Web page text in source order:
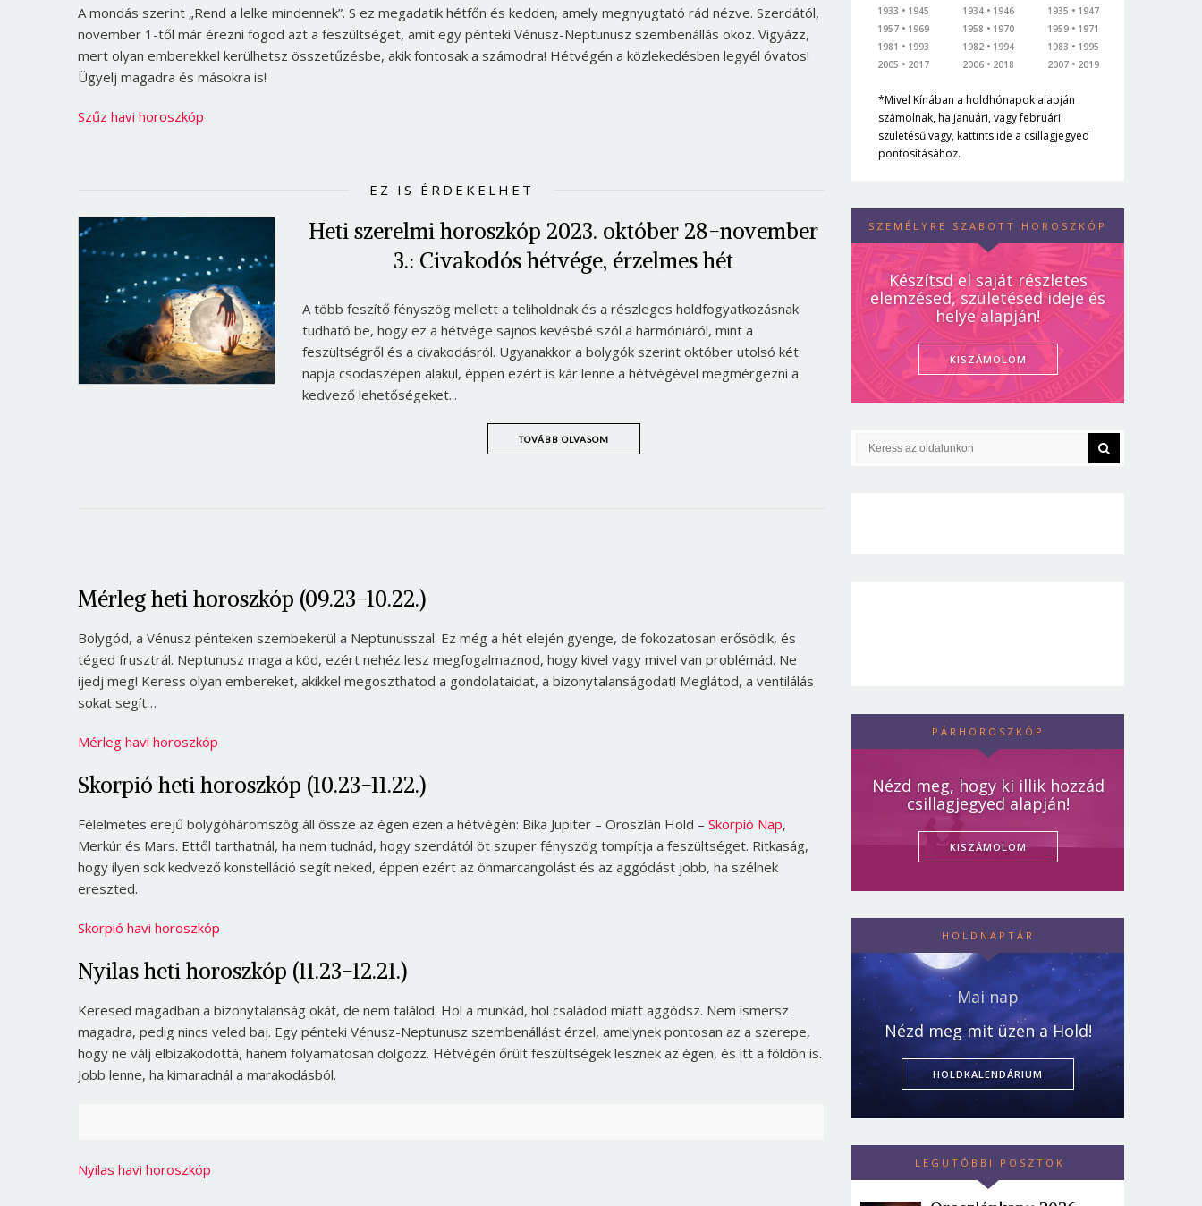
A mondás szerint „Rend a lelke mindennek”. S ez megadatik hétfőn és kedden, amely megnyugtató rád nézve. Szerdától,
november 1-től már érezni fogod azt a feszültséget, amit egy pénteki Vénusz-Neptunusz szembenállás okoz. Vigyázz,
mert olyan emberekkel kerülhetsz összetűzésbe, akik fontosak a számodra! Hétvégén a közlekedésben legyél óvatos!
Ügyelj magadra és másokra is!
Szűz havi horoszkóp
EZ IS ÉRDEKELHET
Heti szerelmi horoszkóp 2023. október 28-november
3.: Civakodós hétvége, érzelmes hét
A több feszítő fényszög mellett a teliholdnak és a részleges holdfogyatkozásnak
tudható be, hogy ez a hétvége sajnos kevésbé szól a harmóniáról, mint a
feszültségről és a civakodásról. Ugyanakkor a bolygók szerint október utolsó két
napja csodaszépen alakul, éppen ezért is kár lenne a hétvégével megmérgezni a
kedvező lehetőségeket...
TOVÁBB OLVASOM
Mérleg heti horoszkóp (09.23-10.22.)
Bolygód, a Vénusz pénteken szembekerül a Neptunusszal. Ez még a hét elején gyenge, de fokozatosan erősödik, és
téged frusztrál. Neptunusz maga a köd, ezért nehéz lesz megfogalmaznod, hogy kivel vagy mivel van problémád. Ne
ijedj meg! Keress olyan embereket, akikkel megoszthatod a gondolataidat, a bizonytalanságodat! Meglátod, a ventilálás
sokat segít…
Mérleg havi horoszkóp
Skorpió heti horoszkóp (10.23-11.22.)
Félelmetes erejű bolygóháromszög áll össze az égen ezen a hétvégén: Bika Jupiter – Oroszlán Hold – Skorpió Nap,
Merkúr és Mars. Ettől tarthatnál, ha nem tudnád, hogy szerdától öt szuper fényszög tompítja a feszültséget. Ritkaság,
hogy ilyen sok kedvező konstelláció segít neked, éppen ezért az önmarcangolást és az aggódást jobb, ha szélnek
ereszted.
Skorpió havi horoszkóp
Nyilas heti horoszkóp (11.23-12.21.)
Keresed magadban a bizonytalanság okát, de nem találod. Hol a munkád, hol családod miatt aggódsz. Nem ismersz
magadra, pedig nincs veled baj. Egy pénteki Vénusz-Neptunusz szembenállást érzel, amelynek pontosan az a szerepe,
hogy ne válj elbizakodottá, hanem folyamatosan dolgozz. Hétvégén őrült feszültségek lesznek az égen, és itt a földön is.
Jobb lenne, ha kimaradnál a marakodásból.
Nyilas havi horoszkóp
1933
1945
1957
1969
1981
1993
2005
2017
1934
1946
1958
1970
1982
1994
2006
2018
1935
1947
1959
1971
1983
1995
2007
2019
*Mivel Kínában a holdhónapok alapján
számolnak, ha januári, vagy februári
születésű vagy, kattints ide a csillagjegyed
pontosításához.
SZEMÉLYRE SZABOTT HOROSZKÓP
Készítsd el saját részletes
elemzésed, születésed ideje és
helye alapján!
KISZÁMOLOM
PÁRHOROSZKÓP
Nézd meg, hogy ki illik hozzád
csillagjegyed alapján!
KISZÁMOLOM
HOLDNAPTÁR
Mai nap
Nézd meg mit üzen a Hold!
HOLDKALENDÁRIUM
LEGUTÓBBI POSZTOK
Jelszó